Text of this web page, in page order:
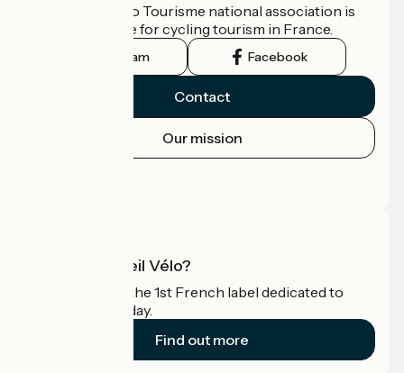
The France Vélo Tourisme national association is
the official guide for cycling tourism in France.
Instagram Facebook
Contact
Our mission
What is Accueil Vélo?
Accueil Vélo is the 1st French label dedicated to
cyclists on holiday.
Find out more